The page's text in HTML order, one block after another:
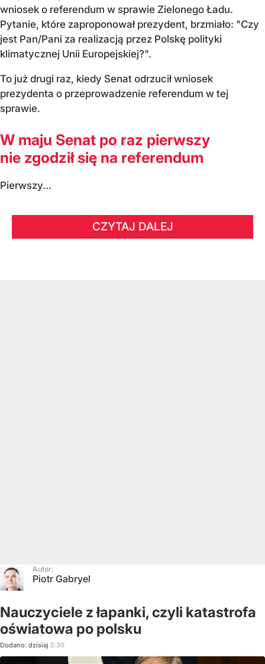
wniosek o referendum w sprawie Zielonego Ładu.
Pytanie, które zaproponował prezydent, brzmiało: "Czy
jest Pan/Pani za realizacją przez Polskę polityki
klimatycznej Unii Europejskiej?".
To już drugi raz, kiedy Senat odrzucił wniosek
prezydenta o przeprowadzenie referendum w tej
sprawie.
W maju Senat po raz pierwszy
nie zgodził się na referendum
Pierwszy...
CZYTAJ DALEJ
Autor:
Piotr Gabryel
Nauczyciele z łapanki, czyli katastrofa
oświatowa po polsku
Dodano: dzisiaj 5:30